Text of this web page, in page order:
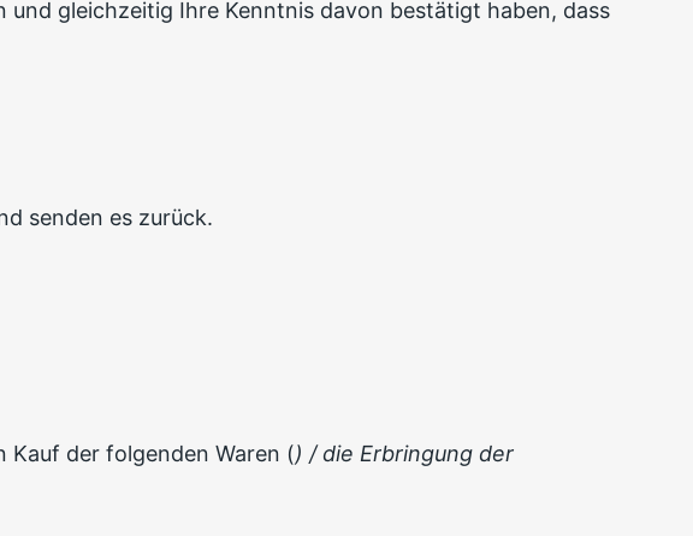
gleichzeitig Ihre Kenntnis davon bestätigt haben, dass
senden es zurück.
Kauf der folgenden Waren () / die Erbringung der